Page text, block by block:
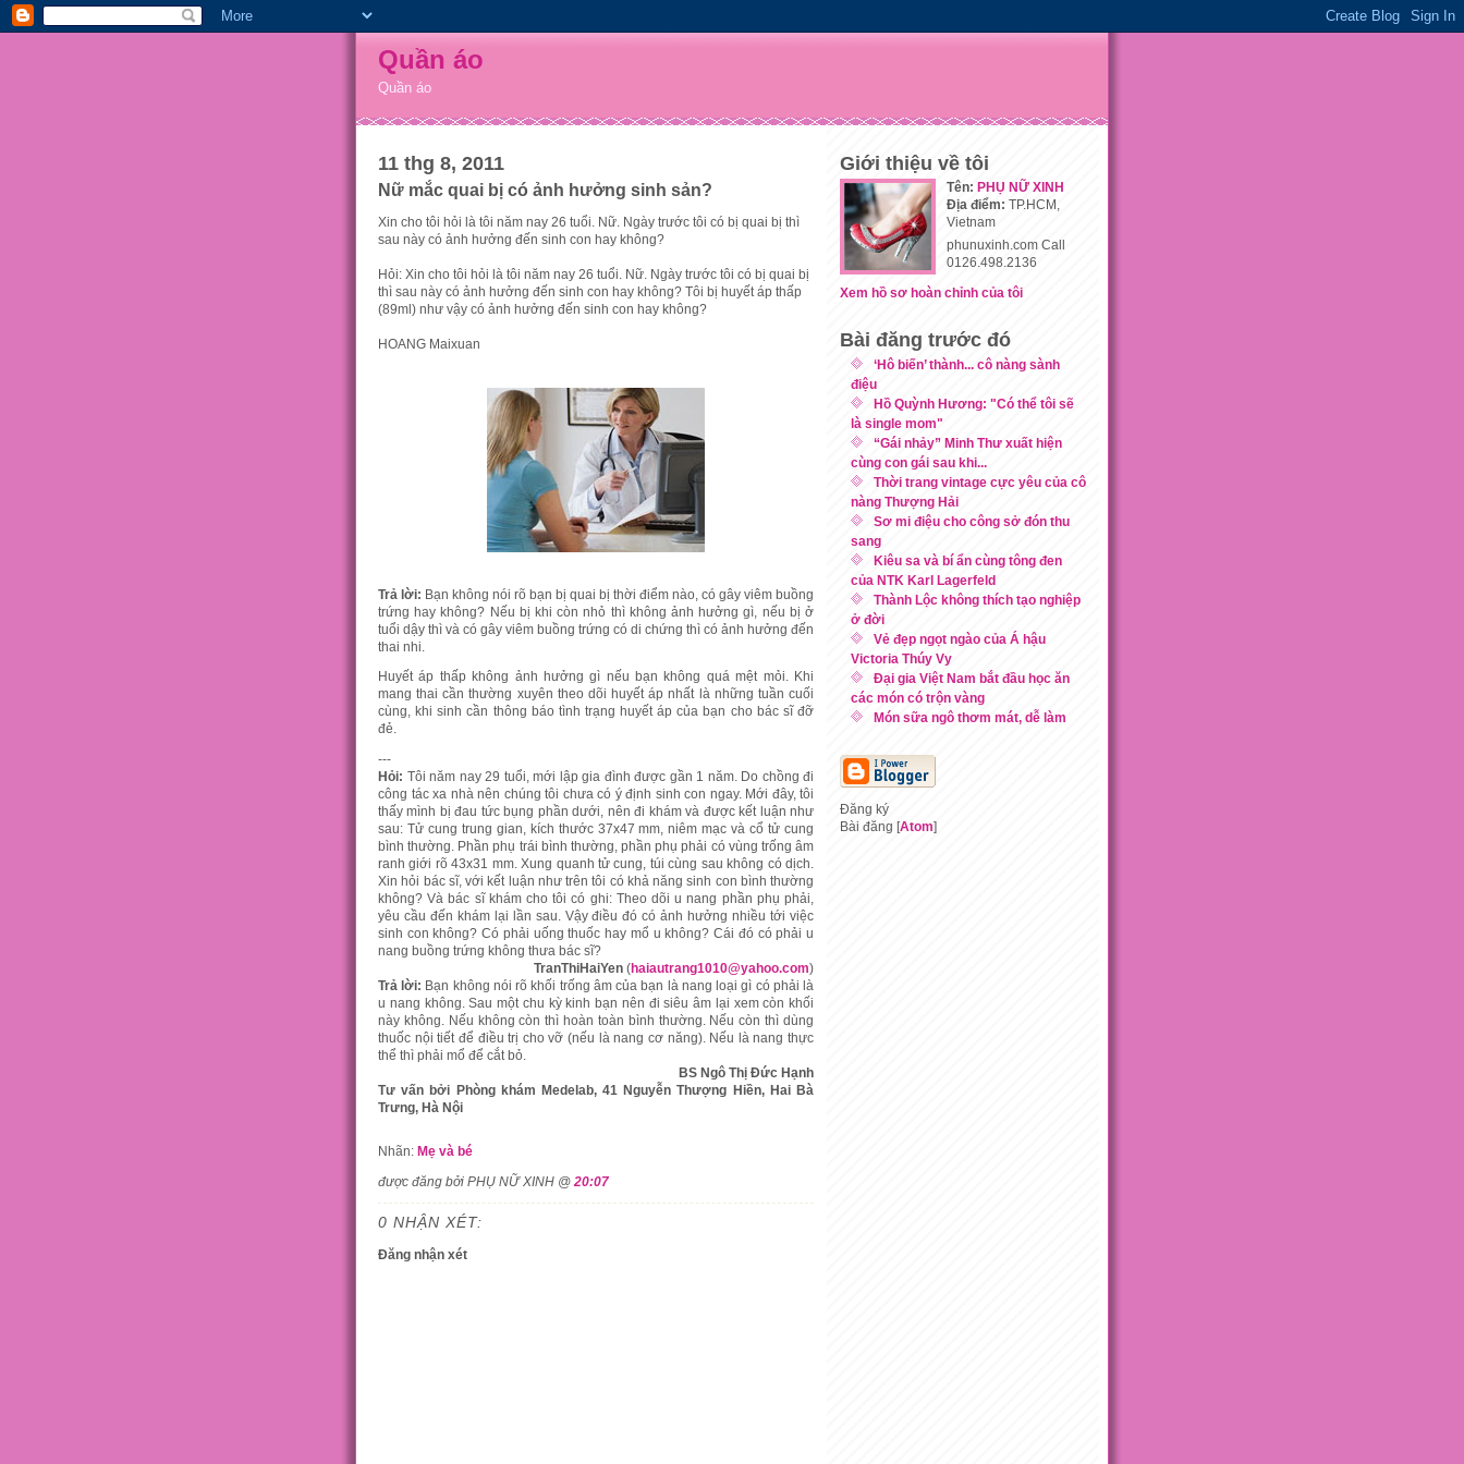
Quần áo
Quần áo
11 thg 8, 2011
Nữ mắc quai bị có ảnh hưởng sinh sản?
Xin cho tôi hỏi là tôi năm nay 26 tuổi. Nữ. Ngày trước tôi có bị quai bị thì
sau này có ảnh hưởng đến sinh con hay không?
Hỏi: Xin cho tôi hỏi là tôi năm nay 26 tuổi. Nữ. Ngày trước tôi có bị quai bị
thì sau này có ảnh hưởng đến sinh con hay không? Tôi bị huyết áp thấp
(89ml) như vậy có ảnh hưởng đến sinh con hay không?
HOANG Maixuan
Trả lời: Bạn không nói rõ bạn bị quai bị thời điểm nào, có gây viêm buồng
trứng hay không? Nếu bị khi còn nhỏ thì không ảnh hưởng gì, nếu bị ở
tuổi dậy thì và có gây viêm buồng trứng có di chứng thì có ảnh hưởng đến
thai nhi.
Huyết áp thấp không ảnh hưởng gì nếu bạn không quá mệt mỏi. Khi
mang thai cần thường xuyên theo dõi huyết áp nhất là những tuần cuối
cùng, khi sinh cần thông báo tình trạng huyết áp của bạn cho bác sĩ đỡ
đẻ.
---
Hỏi: Tôi năm nay 29 tuổi, mới lập gia đình được gần 1 năm. Do chồng đi
công tác xa nhà nên chúng tôi chưa có ý định sinh con ngay. Mới đây, tôi
thấy mình bị đau tức bụng phần dưới, nên đi khám và được kết luận như
sau: Tử cung trung gian, kích thước 37x47 mm, niêm mạc và cổ tử cung
bình thường. Phần phụ trái bình thường, phần phụ phải có vùng trống âm
ranh giới rõ 43x31 mm. Xung quanh tử cung, túi cùng sau không có dịch.
Xin hỏi bác sĩ, với kết luận như trên tôi có khả năng sinh con bình thường
không? Và bác sĩ khám cho tôi có ghi: Theo dõi u nang phần phụ phải,
yêu cầu đến khám lại lần sau. Vậy điều đó có ảnh hưởng nhiều tới việc
sinh con không? Có phải uống thuốc hay mổ u không? Cái đó có phải u
nang buồng trứng không thưa bác sĩ?
TranThiHaiYen (haiautrang1010@yahoo.com)
Trả lời: Bạn không nói rõ khối trống âm của bạn là nang loại gì có phải là
u nang không. Sau một chu kỳ kinh bạn nên đi siêu âm lại xem còn khối
này không. Nếu không còn thì hoàn toàn bình thường. Nếu còn thì dùng
thuốc nội tiết để điều trị cho vỡ (nếu là nang cơ năng). Nếu là nang thực
thể thì phải mổ để cắt bỏ.
BS Ngô Thị Đức Hạnh
Tư vấn bởi Phòng khám Medelab, 41 Nguyễn Thượng Hiền, Hai Bà
Trưng, Hà Nội
Nhãn: Mẹ và bé
được đăng bởi PHỤ NỮ XINH @ 20:07
0 NHẬN XÉT:
Đăng nhận xét
Giới thiệu về tôi
Tên: PHỤ NỮ XINH
Địa điểm: TP.HCM,
Vietnam
phunuxinh.com Call
0126.498.2136
Xem hồ sơ hoàn chỉnh của tôi
Bài đăng trước đó
‘Hô biến’ thành... cô nàng sành
điệu
Hồ Quỳnh Hương: "Có thể tôi sẽ
là single mom"
“Gái nhảy” Minh Thư xuất hiện
cùng con gái sau khi...
Thời trang vintage cực yêu của cô
nàng Thượng Hải
Sơ mi điệu cho công sở đón thu
sang
Kiêu sa và bí ẩn cùng tông đen
của NTK Karl Lagerfeld
Thành Lộc không thích tạo nghiệp
ở đời
Vẻ đẹp ngọt ngào của Á hậu
Victoria Thúy Vy
Đại gia Việt Nam bắt đầu học ăn
các món có trộn vàng
Món sữa ngô thơm mát, dễ làm
Đăng ký
Bài đăng [Atom]